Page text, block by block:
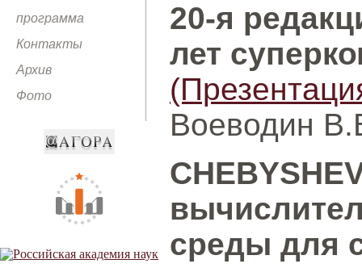
программа
Контакты
Архив
Фото
20-я
лет
Воеводин
среды для